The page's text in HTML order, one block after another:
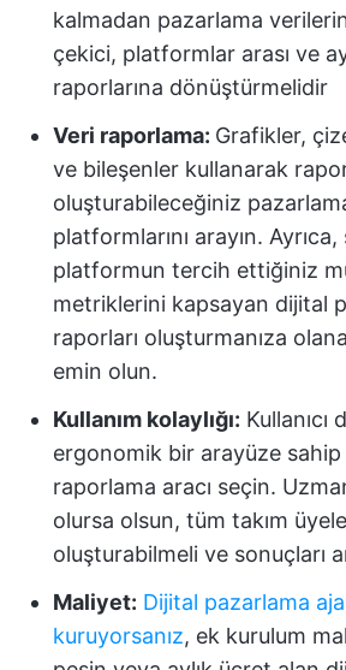
kalmadan pazarlama
çekici, platformlar arası ve
raporlarına dönüştürmelidir
Veri raporlama: Grafikler,
ve bileşenler kullanarak
oluşturabileceğiniz
platformlarını arayın.
platformun tercih ettiğiniz
metriklerini kapsayan dijital
raporları oluşturmanıza
emin olun.
Kullanım kolaylığı: Kullanıcı
ergonomik bir arayüze
raporlama aracı seçin.
olursa olsun, tüm takım
oluşturabilmeli ve sonuçları
Maliyet: Dijital pazarlama
kuruyorsanız, ek kurulum